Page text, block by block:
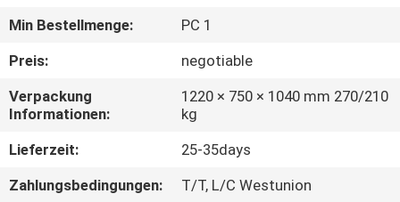
TRETEN
SIE
MIT
UNS
IN
VERBINDUNG
Min Bestellmenge:
PC 1
Preis:
negotiable
Verpackung
Informationen:
1220 × 750 × 1040 mm 270/210
kg
Lieferzeit:
25-35days
Zahlungsbedingungen:
T/T, L/C Westunion